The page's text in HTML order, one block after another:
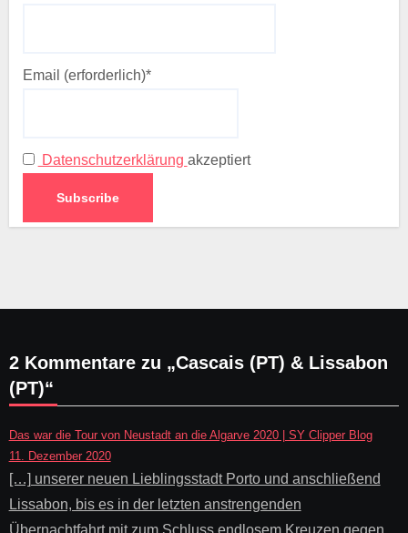
Email (erforderlich)*
Datenschutzerklärung akzeptiert
2 Kommentare zu „Cascais (PT) & Lissabon
(PT)“
Das war die Tour von Neustadt an die Algarve 2020 | SY Clipper Blog
11. Dezember 2020
[…] unserer neuen Lieblingsstadt Porto und anschließend
Lissabon, bis es in der letzten anstrengenden
Übernachtfahrt mit zum Schluss endlosem Kreuzen gegen